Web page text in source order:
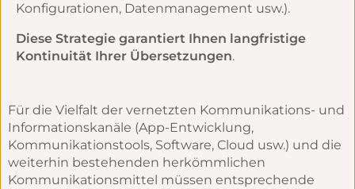
Konfigurationen, Datenmanagement usw.).
Diese Strategie garantiert Ihnen langfristige
Kontinuität Ihrer Übersetzungen.
Für die Vielfalt der vernetzten Kommunikations- und
Informationskanäle (App-Entwicklung,
Kommunikationstools, Software, Cloud usw.) und die
weiterhin bestehenden herkömmlichen
Kommunikationsmittel müssen entsprechende